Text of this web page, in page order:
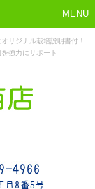
MENU
リジナル栽培説明書付！
強力にサポート